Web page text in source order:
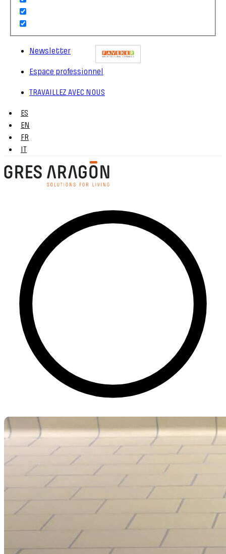
Newsletter
Espace professionnel
TRAVAILLEZ AVEC NOUS
ES
EN
FR
IT